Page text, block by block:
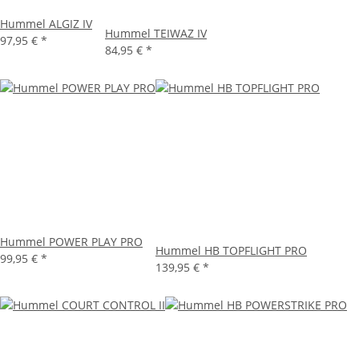
Hummel ALGIZ IV
97,95 € *
Hummel TEIWAZ IV
84,95 € *
Hummel POWER PLAY PRO
99,95 € *
Hummel HB TOPFLIGHT PRO
139,95 € *